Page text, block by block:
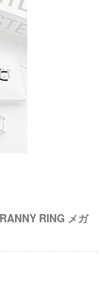
RING メガ